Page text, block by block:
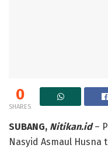
0
SHARES
SUBANG, Nitikan.id–
Nasyid Asmaul Husna